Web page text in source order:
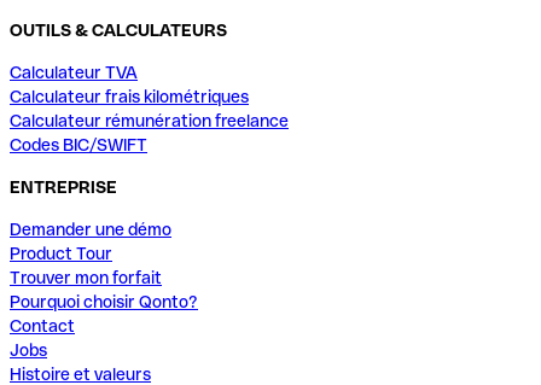
OUTILS & CALCULATEURS
Calculateur TVA
Calculateur frais kilométriques
Calculateur rémunération freelance
Codes BIC/SWIFT
ENTREPRISE
Demander une démo
Product Tour
Trouver mon forfait
Pourquoi choisir Qonto?
Contact
Jobs
Histoire et valeurs